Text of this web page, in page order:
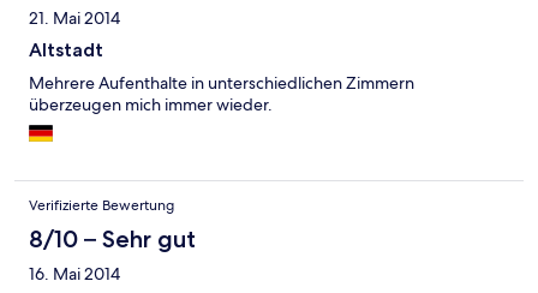
21. Mai 2014
Altstadt
Mehrere Aufenthalte in unterschiedlichen Zimmern
überzeugen mich immer wieder.
Verifizierte Bewertung
8/10 – Sehr gut
16. Mai 2014